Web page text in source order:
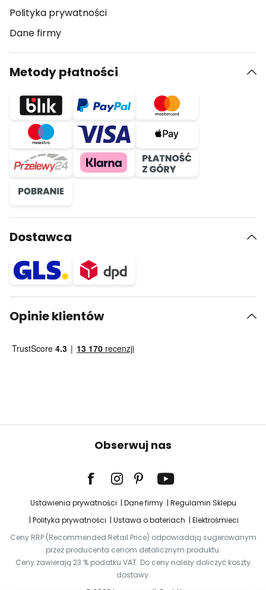
Polityka prywatności
Dane firmy
Metody płatności
Dostawca
Opinie klientów
Obserwuj nas
Ustawienia prywatności Dane firmy
Regulamin Sklepu
Polityka prywatności
Ustawa o bateriach
Elektrośmieci
Ceny RRP (Recommended Retail Price) odpowiadają sugerowanym
przez producenta cenom detalicznym produktu.
Ceny zawierają 23 % podatku VAT. Do ceny należy doliczyć koszty
dostawy.